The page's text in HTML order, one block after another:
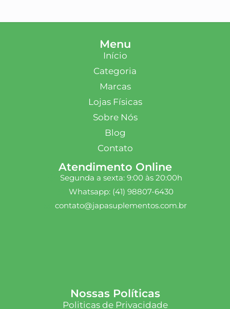
Menu
Início
Categoria
Marcas
Lojas Físicas
Sobre Nós
Blog
Contato
Atendimento Online
Segunda a sexta: 9:00 às 20:00h
Whatsapp: (41) 98807-6430
contato@japasuplementos.com.br
Nossas Políticas
Politicas de Privacidade